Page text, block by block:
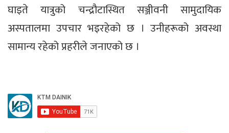
घाइते यात्रुको चन्द्रौटास्थित सञ्जीवनी सामुदायिक
अस्पतालमा उपचार भइरहेको छ । उनीहरूको अवस्था
सामान्य रहेको प्रहरीले जनाएको छ ।